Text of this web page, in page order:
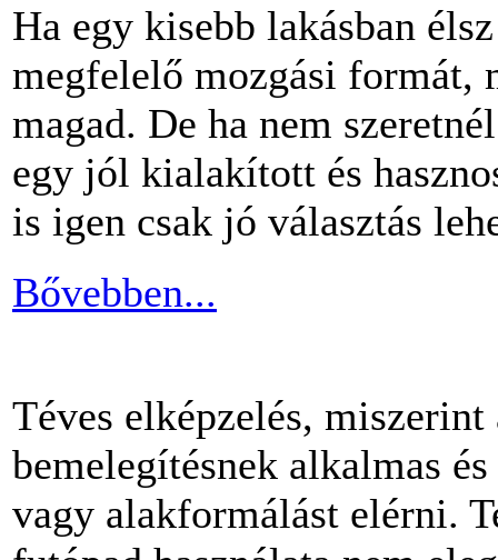
Ha egy kisebb lakásban
megfelelő mozgási formát,
magad. De ha nem
egy jól kialakított és
is igen csak jó választás
Bővebben...
Téves elképzelés, miszerint
bemelegítésnek alkalmas
vagy alakformálást elérni.